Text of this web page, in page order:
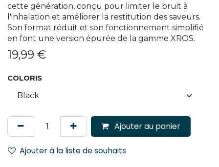
cette génération, conçu pour limiter le bruit à
l'inhalation et améliorer la restitution des saveurs.
Son format réduit et son fonctionnement simplifié
en font une version épurée de la gamme XROS.
19,99 €
COLORIS
Ajouter au panier
Ajouter à la liste de souhaits